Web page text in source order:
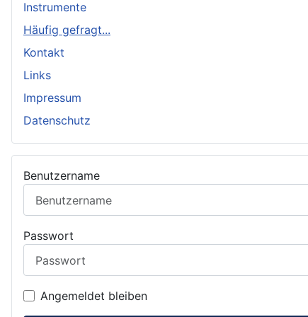
Instrumente
Häufig gefragt...
Kontakt
Links
Impressum
Datenschutz
Benutzername
Passwort
Angemeldet bleiben